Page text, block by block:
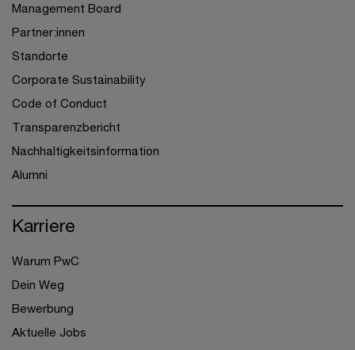
Management Board
Partner:innen
Standorte
Corporate Sustainability
Code of Conduct
Transparenzbericht
Nachhaltigkeitsinformation
Alumni
Karriere
Warum PwC
Dein Weg
Bewerbung
Aktuelle Jobs